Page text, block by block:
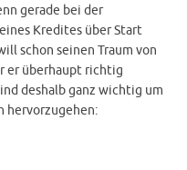
gerade bei der
Kredites über Start
schon seinen Traum von
er überhaupt richtig
deshalb ganz wichtig um
hervorzugehen: